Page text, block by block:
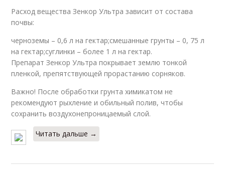
Расход вещества Зенкор Ультра зависит от состава
почвы:
черноземы – 0,6 л на гектар;смешанные грунты – 0, 75 л
на гектар;суглинки – более 1 л на гектар.
Препарат Зенкор Ультра покрывает землю тонкой
пленкой, препятствующей прорастанию сорняков.
Важно! После обработки грунта химикатом не
рекомендуют рыхление и обильный полив, чтобы
сохранить воздухонепроницаемый слой.
Читать дальше →